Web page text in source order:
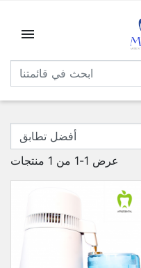

عرض 1-1 من 1 منتجات